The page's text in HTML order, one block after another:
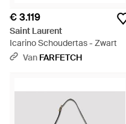
€ 3.119
Saint Laurent
Icarino Schoudertas - Zwart
Van FARFETCH